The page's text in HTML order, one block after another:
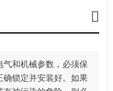
气和机械参数，必须保
确锁定并安装好。如果